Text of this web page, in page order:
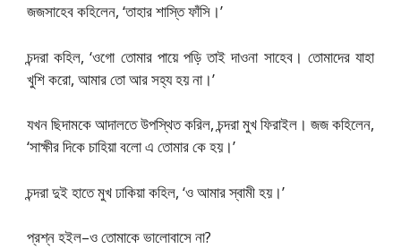
জজসাহেব কহিলেন, ‘তাহার শাস্তি ফাঁসি।’
চন্দরা কহিল, ‘ওগো তোমার পায়ে পড়ি তাই দাওনা সাহেব। তোমাদের যাহা
খুশি করো, আমার তো আর সহ্য হয় না।’
যখন ছিদামকে আদালতে উপস্থিত করিল, চন্দরা মুখ ফিরাইল। জজ কহিলেন,
‘সাক্ষীর দিকে চাহিয়া বলো এ তোমার কে হয়।’
চন্দরা দুই হাতে মুখ ঢাকিয়া কহিল, ‘ও আমার স্বামী হয়।’
প্রশ্ন হইল–ও তোমাকে ভালোবাসে না?